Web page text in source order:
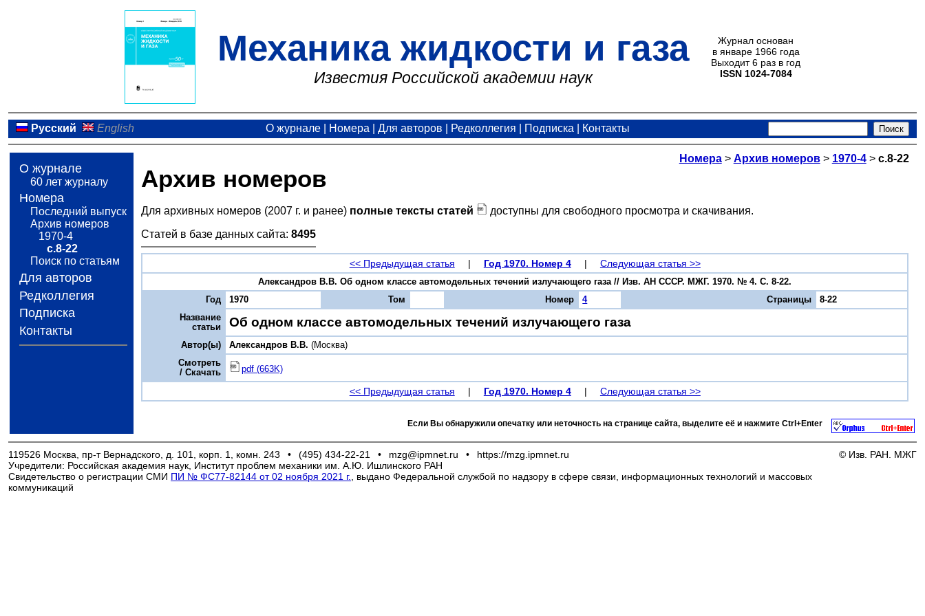
Механика жидкости и газа
Известия Российской академии наук
Журнал основан
в январе 1966 года
Выходит 6 раз в год
ISSN 1024-7084
Русский English О журнале Номера Для авторов Редколлегия Подписка Контакты
О журнале
60 лет журналу
Номера
Последний выпуск
Архив номеров
1970-4
с.8-22
Поиск по статьям
Для авторов
Редколлегия
Подписка
Контакты
Номера> Архив номеров> 1970-4> с.8-22
Архив номеров
Для архивных номеров (2007 г. и ранее) полные тексты статей
доступны для свободного просмотра и скачивания.
Статей в базе данных сайта: 8495
<< Предыдущая статья | Год 1970. Номер 4 | Следующая статья >>
Александров В.В. Об одном классе автомодельных течений излучающего газа // Изв. АН СССР. МЖГ. 1970. № 4. С. 8-22.
Год
1970 Том Номер 4 Страницы
8-22
Название
статьи
Об одном классе автомодельных течений излучающего газа
Автор(ы) Александров В.В. (Москва)
Смотреть
/ Скачать
pdf (663K)
<< Предыдущая статья | Год 1970. Номер 4 | Следующая статья >>
Если Вы обнаружили опечатку или неточность на странице сайта, выделите её и нажмите Ctrl+Enter
119526 Москва, пр-т Вернадского, д. 101, корп. 1, комн. 243 • (495) 434-22-21 • mzg@ipmnet.ru •
https://mzg.ipmnet.ru
Учредители: Российская академия наук, Институт проблем механики им. А.Ю. Ишлинского РАН
Свидетельство о регистрации СМИ ПИ № ФС77-82144 от 02 ноября 2021 г.
, выдано Федеральной службой по надзору в сфере связи, информационных технологий и массовых
коммуникаций
© Изв. РАН. МЖГ